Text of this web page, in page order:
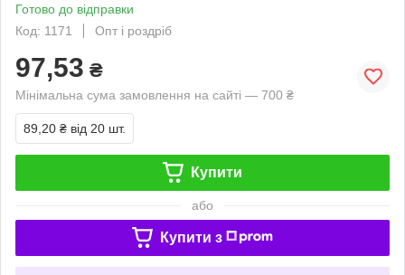
Готово до відправки
Код: 1171
Опт і роздріб
97,53 ₴
Мінімальна сума замовлення на сайті — 700 ₴
89,20 ₴ від 20 шт.
Купити
або
Купити з